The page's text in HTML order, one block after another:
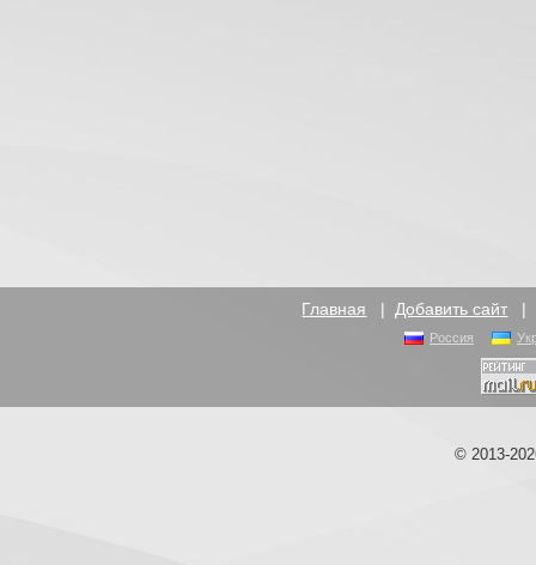
Главная | Добавить сайт |
Россия
© 2013-